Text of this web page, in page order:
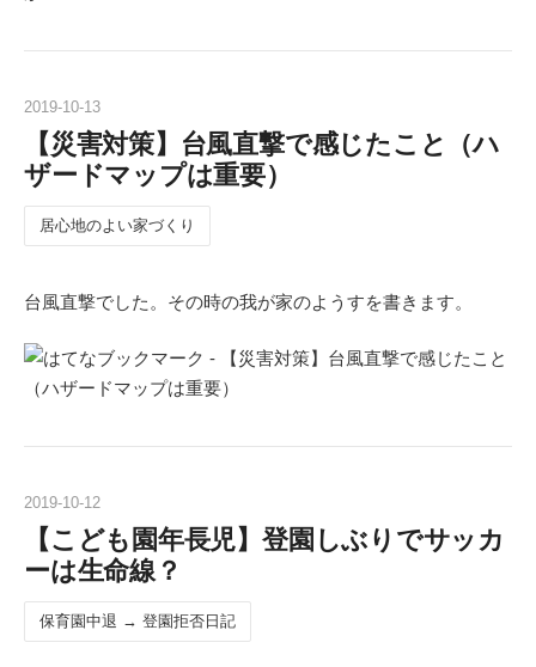
2019-10-13
【災害対策】台風直撃で感じたこと（ハ
ザードマップは重要）
居心地のよい家づくり
台風直撃でした。その時の我が家のようすを書きます。
2019-10-12
【こども園年長児】登園しぶりでサッカ
ーは生命線？
保育園中退 → 登園拒否日記